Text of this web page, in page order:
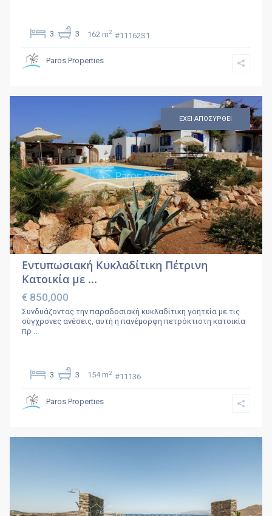
3 3 162 m2 #11162S1
Paros Properties
ΕΧΕΙ ΑΠΟΣΥΡΘΕΙ
Εντυπωσιακή Κυκλαδίτικη Πέτρινη
Κατοικία με ...
€ 850,000
Συνδυάζοντας την παραδοσιακή κυκλαδίτικη γοητεία με τις
σύγχρονες ανέσεις, αυτή η πανέμορφη πετρόκτιστη κατοικία
πρ
3 3 154 m2 #11136
Paros Properties